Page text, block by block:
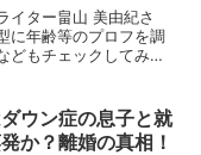
イター畠山 美由紀さ
に年齢等のプロフを調
どもチェックしてみま
ウン症の息子と就
か？離婚の真相！